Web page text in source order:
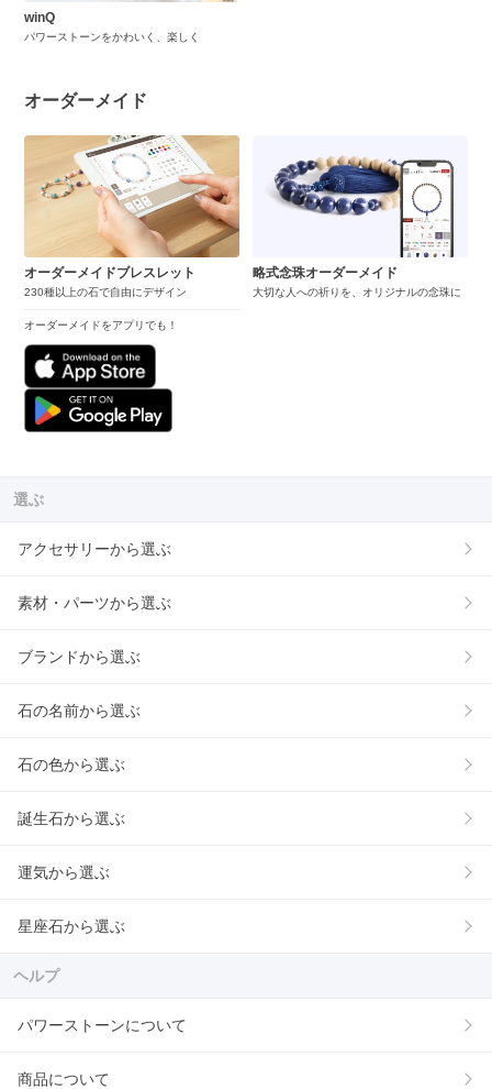
winQ
パワーストーンをかわいく、楽しく
オーダーメイド
オーダーメイドブレスレット
230種以上の石で自由にデザイン
オーダーメイドをアプリでも！
略式念珠オーダーメイド
大切な人への祈りを、オリジナルの念珠に
選ぶ
アクセサリーから選ぶ
素材・パーツから選ぶ
ブランドから選ぶ
石の名前から選ぶ
石の色から選ぶ
誕生石から選ぶ
運気から選ぶ
星座石から選ぶ
ヘルプ
パワーストーンについて
商品について